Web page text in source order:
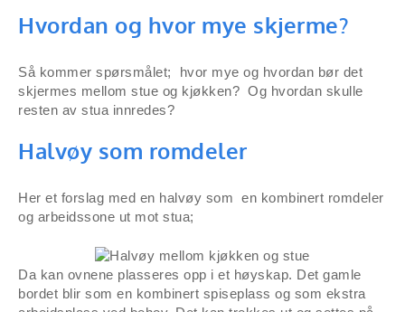
Hvordan og hvor mye skjerme?
Så kommer spørsmålet; hvor mye og hvordan bør det
skjermes mellom stue og kjøkken? Og hvordan skulle
resten av stua innredes?
Halvøy som romdeler
Her et forslag med en halvøy som en kombinert romdeler
og arbeidssone ut mot stua;
Da kan ovnene plasseres opp i et høyskap. Det gamle
bordet blir som en kombinert spiseplass og som ekstra